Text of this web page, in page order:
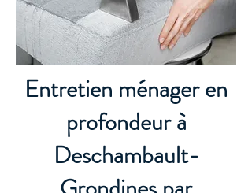
Entretien ménager en
profondeur à
Deschambault-